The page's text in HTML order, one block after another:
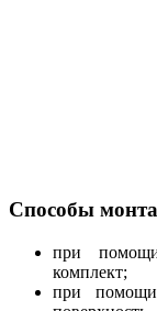
Способы
при
комплект;
при